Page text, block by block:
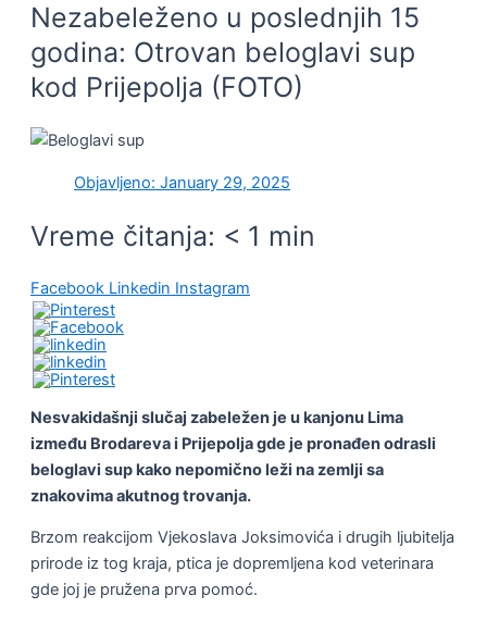
Nezabeleženo u poslednjih 15
godina: Otrovan beloglavi sup
kod Prijepolja (FOTO)
Objavljeno: January 29, 2025
Vreme čitanja: < 1 min
Facebook Linkedin Instagram
Nesvakidašnji slučaj zabeležen je u kanjonu Lima
između Brodareva i Prijepolja gde je pronađen odrasli
beloglavi sup kako nepomično leži na zemlji sa
znakovima akutnog trovanja.
Brzom reakcijom Vjekoslava Joksimovića i drugih ljubitelja
prirode iz tog kraja, ptica je dopremljena kod veterinara
gde joj je pružena prva pomoć.